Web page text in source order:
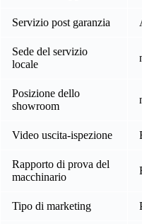
Servizio post garanzia
Sede del servizio
locale
Posizione dello
showroom
Video uscita-ispezione
Rapporto di prova del
macchinario
Tipo di marketing